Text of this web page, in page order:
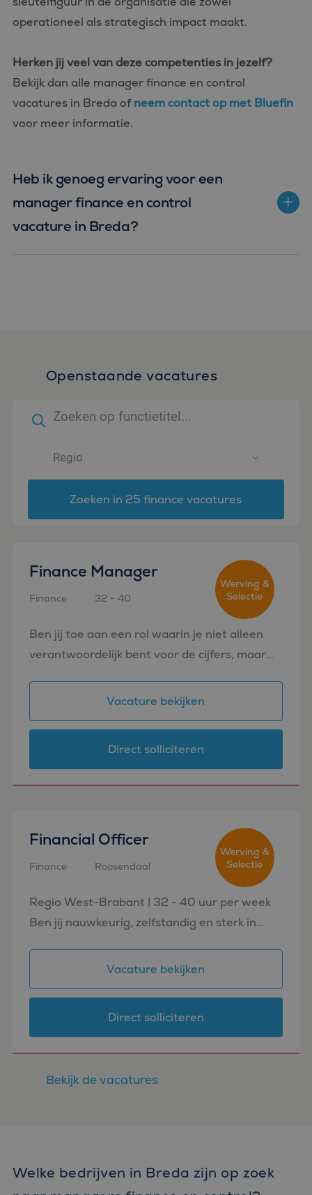
operationeel als strategisch impact maakt.
Herken jij veel van deze competenties in jezelf?
Bekijk dan alle manager finance en control
vacatures in Breda ofneem contact op met Bluefin
voor meer informatie.
Heb ik genoeg ervaring voor een
manager finance en control
vacature in Breda?
Openstaande vacatures
Zoeken in 25 finance vacatures
Finance Manager
Finance
32 - 40
Werving &
Selectie
Ben jij toe aan een rol waarin je niet alleen
verantwoordelijk bent voor de cijfers, maar
ontwikkeling van de business én het finance
Vacature bekijken
Direct solliciteren
Financial Officer
Finance Roosendaal
Werving &
Selectie
Regio West-Brabant | 32 - 40 uur per week
Ben jij nauwkeurig, zelfstandig en sterk in
internationale organisatie in de regio West-
Vacature bekijken
Direct solliciteren
Bekijk de vacatures
Welke bedrijven in Breda zijn op zoek